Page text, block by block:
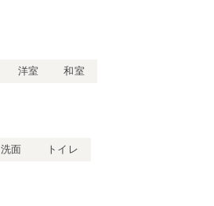
洋室 和室
洗面 トイレ